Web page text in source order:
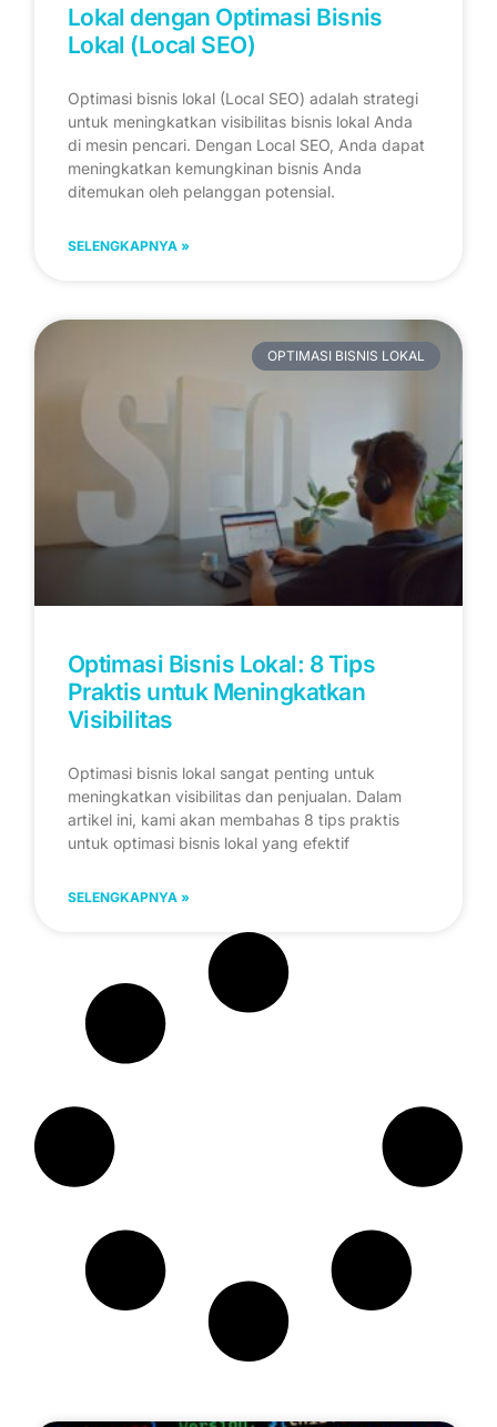
Lokal dengan Optimasi Bisnis
Lokal (Local SEO)
Optimasi bisnis lokal (Local SEO) adalah strategi
untuk meningkatkan visibilitas bisnis lokal Anda
di mesin pencari. Dengan Local SEO, Anda dapat
meningkatkan kemungkinan bisnis Anda
ditemukan oleh pelanggan potensial.
SELENGKAPNYA »
OPTIMASI BISNIS LOKAL
Optimasi Bisnis Lokal: 8 Tips
Praktis untuk Meningkatkan
Visibilitas
Optimasi bisnis lokal sangat penting untuk
meningkatkan visibilitas dan penjualan. Dalam
artikel ini, kami akan membahas 8 tips praktis
untuk optimasi bisnis lokal yang efektif
SELENGKAPNYA »